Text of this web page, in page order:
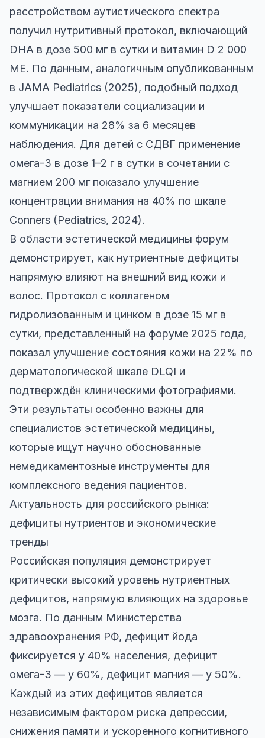
расстройством аутистического спектра
получил нутритивный протокол, включающий
DHA в дозе 500 мг в сутки и витамин D 2 000
МЕ. По данным, аналогичным опубликованным
в JAMA Pediatrics (2025), подобный подход
улучшает показатели социализации и
коммуникации на 28% за 6 месяцев
наблюдения. Для детей с СДВГ применение
омега-3 в дозе 1–2 г в сутки в сочетании с
магнием 200 мг показало улучшение
концентрации внимания на 40% по шкале
Conners (Pediatrics, 2024).
В области эстетической медицины форум
демонстрирует, как нутриентные дефициты
напрямую влияют на внешний вид кожи и
волос. Протокол с коллагеном
гидролизованным и цинком в дозе 15 мг в
сутки, представленный на форуме 2025 года,
показал улучшение состояния кожи на 22% по
дерматологической шкале DLQI и
подтверждён клиническими фотографиями.
Эти результаты особенно важны для
специалистов эстетической медицины,
которые ищут научно обоснованные
немедикаментозные инструменты для
комплексного ведения пациентов.
Актуальность для российского рынка:
дефициты нутриентов и экономические
тренды
Российская популяция демонстрирует
критически высокий уровень нутриентных
дефицитов, напрямую влияющих на здоровье
мозга. По данным Министерства
здравоохранения РФ, дефицит йода
фиксируется у 40% населения, дефицит
омега-3 — у 60%, дефицит магния — у 50%.
Каждый из этих дефицитов является
независимым фактором риска депрессии,
снижения памяти и ускоренного когнитивного